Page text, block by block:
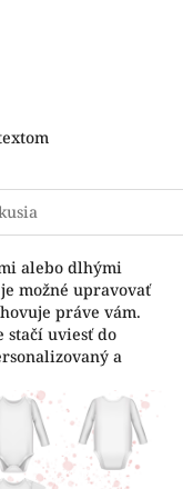
alebo dlhými
možné upravovať
práve vám.
stačí uviesť do
a